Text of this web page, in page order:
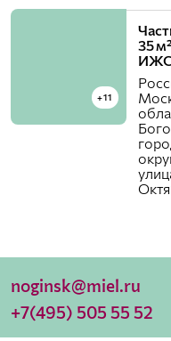
+11
35
noginsk@miel.ru
+7(495) 505 55 52